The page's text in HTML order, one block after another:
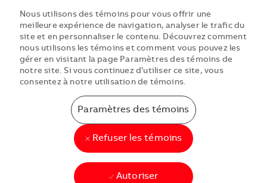
Nous utilisons des témoins pour vous offrir une
meilleure expérience de navigation, analyser le trafic du
site et en personnaliser le contenu. Découvrez comment
nous utilisons les témoins et comment vous pouvez les
gérer en visitant la page Paramètres des témoins de
notre site. Si vous continuez d’utiliser ce site, vous
consentez à notre utilisation de témoins.
Paramètres des témoins
Refuser les témoins
Autoriser